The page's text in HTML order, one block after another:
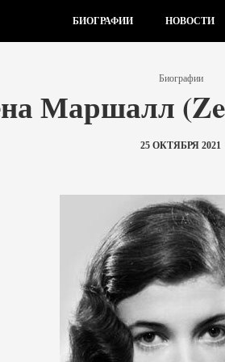
БИОГРАФИИ НОВОСТИ
Биографии
Маршалл
25 ОКТЯБРЯ 2021